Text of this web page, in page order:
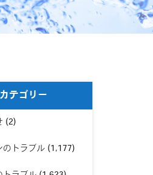
カテゴリー
(2)
のトラブル(1,177)